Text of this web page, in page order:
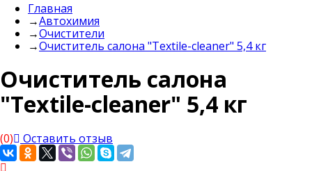
Главная
→Автохимия
→Очистители
→Очиститель салона "Textile-cleaner" 5,4 кг
Очиститель салона
"Textile-cleaner" 5,4 кг
(0) Оставить отзыв